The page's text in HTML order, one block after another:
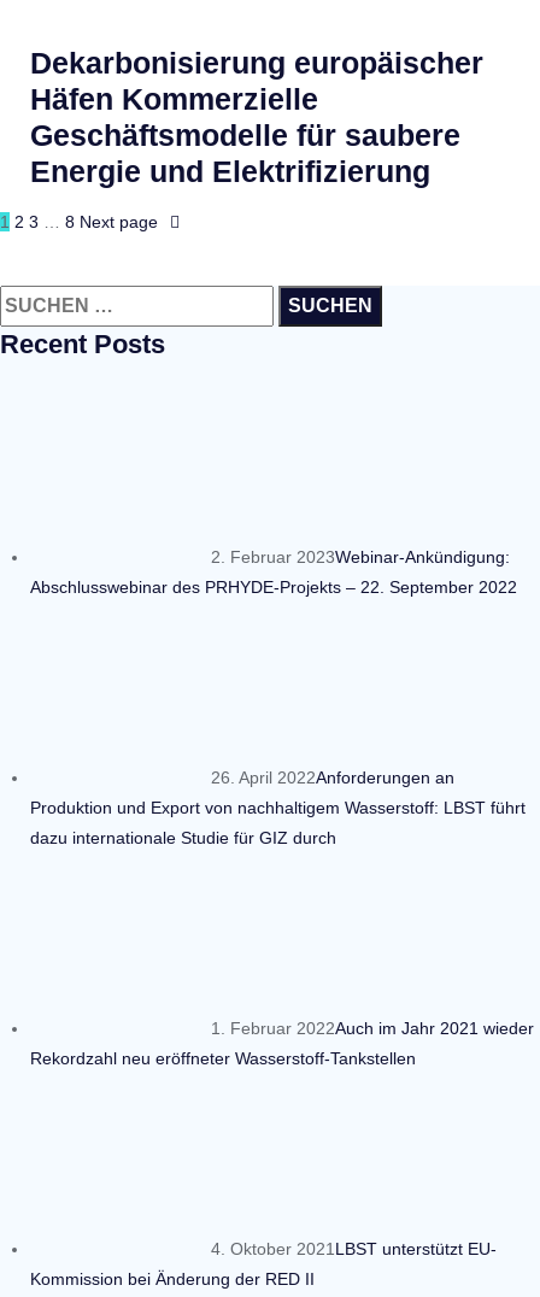
Dekarbonisierung europäischer
Häfen Kommerzielle
Geschäftsmodelle für saubere
Energie und Elektrifizierung
1 2 3 8 Next page
Suchen
nach:
Recent Posts
2. Februar 2023Webinar-Ankündigung:
Abschlusswebinar des PRHYDE-Projekts – 22. September 2022
26. April 2022Anforderungen an
Produktion und Export von nachhaltigem Wasserstoff: LBST führt
dazu internationale Studie für GIZ durch
1. Februar 2022Auch im Jahr 2021 wieder
Rekordzahl neu eröffneter Wasserstoff-Tankstellen
4. Oktober 2021 LBST unterstützt EU-
Kommission bei Änderung der RED II